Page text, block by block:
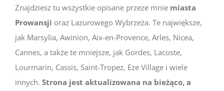
Znajdziesz tu wszystkie opisane przeze mnie miasta
Prowansji oraz Lazurowego Wybrzeża. Te największe,
jak Marsylia, Awinion, Aix-en-Provence, Arles, Nicea,
Cannes, a także te mniejsze, jak Gordes, Lacoste,
Lourmarin, Cassis, Saint-Tropez, Eze Village i wiele
innych. Strona jest aktualizowana na bieżąco, a